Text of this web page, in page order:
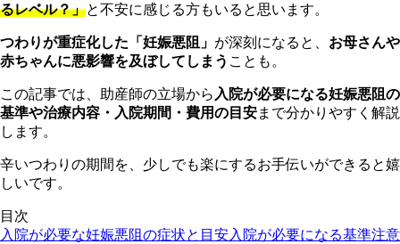
るレベル？」と不安に感じる方もいると思います。
つわりが重症化した「妊娠悪阻」 が深刻になると、 お母さんや
赤ちゃんに悪影響を及ぼしてしまう ことも。
この記事では、助産師の立場から 入院が必要になる妊娠悪阻の
基準や治療内容・入院期間・費用の目安まで分かりやすく解説
します。
辛いつわりの期間を、少しでも楽にするお手伝いができると嬉
しいです。
目次
入院が必要な妊娠悪阻の症状と目安入院が必要になる基準注意